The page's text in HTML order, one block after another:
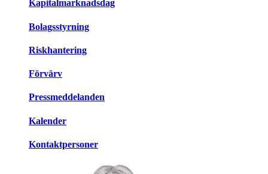
Kapitalmarknadsdag
Bolagsstyrning
Riskhantering
Förvärv
Pressmeddelanden
Kalender
Kontaktpersoner